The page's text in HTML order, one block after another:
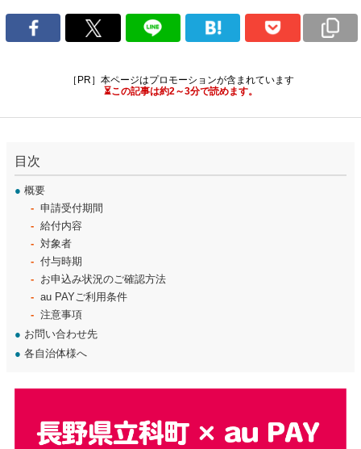
［PR］本ページはプロモーションが含まれています
⏳この記事は約2～3分で読めます。
目次
● 概要
申請受付期間
給付内容
対象者
付与時期
お申込み状況のご確認方法
au PAYご利用条件
注意事項
● お問い合わせ先
● 各自治体様へ